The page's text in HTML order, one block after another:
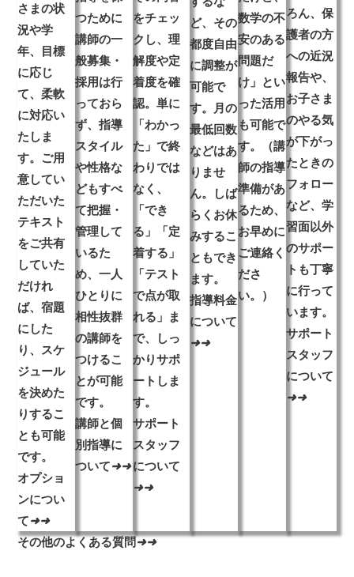
さまの状
況や学
年、目標
に応じ
て、柔軟
に対応い
たしま
す。ご用
意してい
ただいた
テキスト
をご共有
していた
だけれ
ば、宿題
にした
り、スケ
ジュール
を決めた
りするこ
とも可能
です。
オプショ
ンについ
て➜➜
つために
講師の一
般募集・
採用は行
っておら
ず、指導
スタイル
や性格な
どもすべ
て把握・
管理して
いるた
め、一人
ひとりに
相性抜群
の講師を
つけるこ
とが可能
です。
講師と個
別指導に
ついて➜➜
をチェッ
クし、理
解度や定
着度を確
認。単に
「わかっ
た」で終
わりでは
なく、
「でき
る」「定
着する」
「テスト
で点が取
れる」ま
で、しっ
かりサポ
ートしま
す。
サポート
スタッフ
について
➜➜
ど、その
都度自由
に調整が
可能で
す。月の
最低回数
などはあ
りませ
ん。しば
らくお休
みするこ
ともでき
ます。
指導料金
について
➜➜
数学の不
安のある
問題だ
け」とい
った活用
も可能で
す。（講
師の指導
準備があ
るため、
お早めに
ご連絡く
ださ
い。）
ろん、保
護者の方
への近況
報告や、
お子さま
のやる気
が下がっ
たときの
フォロー
など、学
習面以外
のサポー
ト も丁寧
に行って
います。
サポート
スタッフ
について
➜➜
その他のよくある質問➜➜